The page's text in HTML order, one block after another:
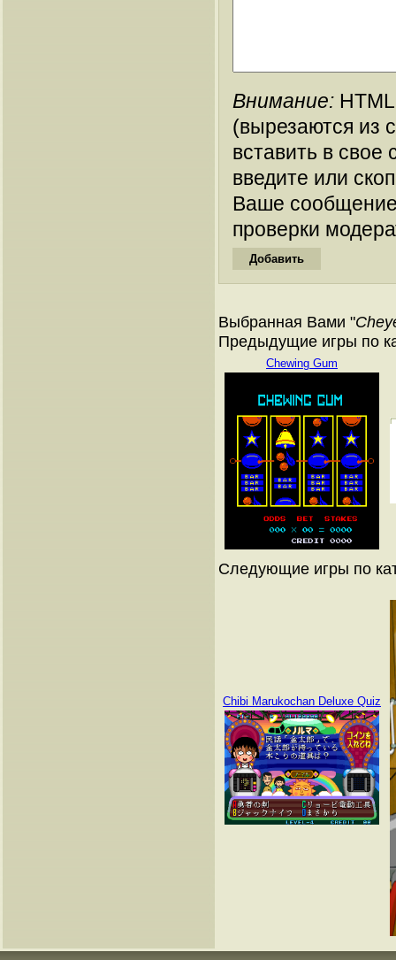
Внимание:
(вырезаются из
вставить в
введите или
Ваше
проверки
Выбранная Вами "
Предыдущие игры по
Chewing Gum
Следующие игры по
Chibi Marukochan Deluxe Quiz